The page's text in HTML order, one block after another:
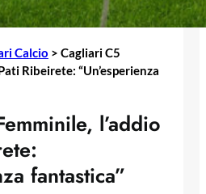
Calcio > Cagliari C5
Ribeirete: “Un’esperienza
l’addio
fantastica”